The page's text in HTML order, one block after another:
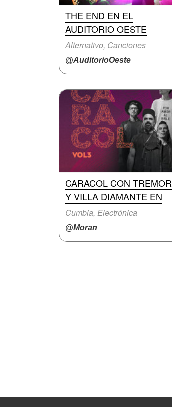
THE END EN EL
AUDITORIO OESTE
Alternativo, Canciones
@AuditorioOeste
CARACOL CON TREMOR
Y VILLA DIAMANTE EN
Cumbia, Electrónica
@Moran